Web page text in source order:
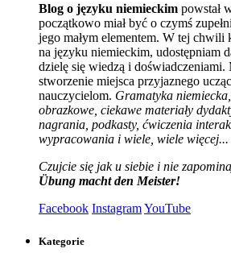
Blog o języku niemieckim powstał
początkowo miał być o czymś
jego małym elementem. W tej chwili
na języku niemieckim, udostępniam
dzielę się wiedzą i doświadczeniami.
stworzenie miejsca przyjaznego
nauczycielom. Gramatyka
obrazkowe, ciekawe materiały
nagrania, podkasty, ćwiczenia
wypracowania i wiele, wiele więcej...
Czujcie się jak u siebie i nie
Übung macht den Meister!
Facebook InstagramYouTube
Kategorie